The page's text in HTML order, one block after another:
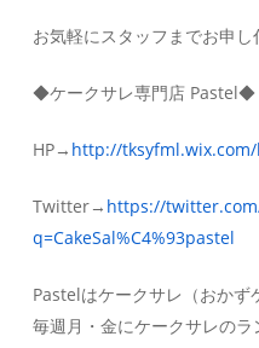
お気軽にスタッフまでお申し
◆ケークサレ専門店 Pastel◆
HP→ http://
Twitter→ https://
q=CakeSal%C4%93pastel
Pastelはケークサレ（おか
毎週月・金にケークサレのラ